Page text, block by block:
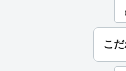
こ